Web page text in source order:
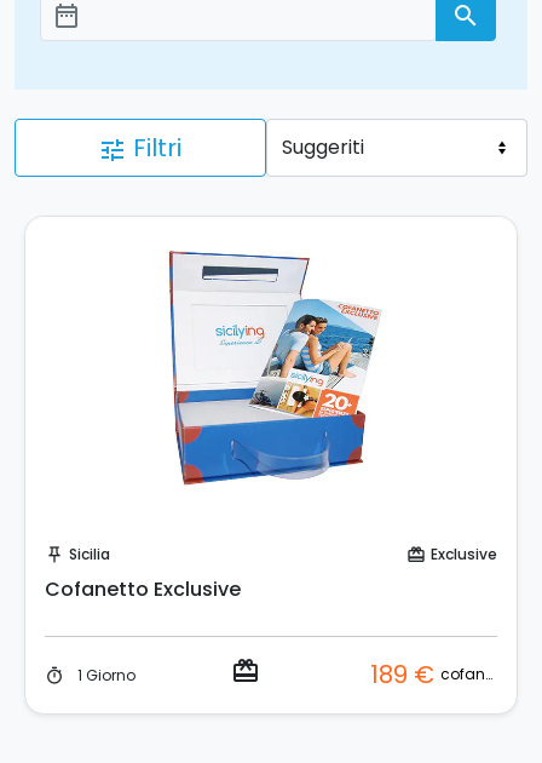
Aggiungi le date
date_range search
tune Filtri
push_pin Sicilia card_giftcard Exclusive
Cofanetto Exclusive
timer 1 Giorno redeem 189 € cofanetto